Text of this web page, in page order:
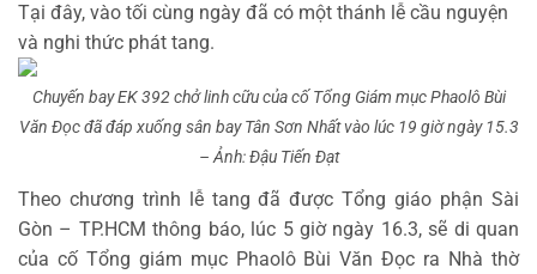
Tại đây, vào tối cùng ngày đã có một thánh lễ cầu nguyện
và nghi thức phát tang.
Chuyến bay EK 392 chở linh cữu của cố Tổng Giám mục Phaolô Bùi
Văn Đọc đã đáp xuống sân bay Tân Sơn Nhất vào lúc 19 giờ ngày 15.3
– Ảnh: Đậu Tiến Đạt
Theo chương trình lễ tang đã được Tổng giáo phận Sài
Gòn – TP.HCM thông báo, lúc 5 giờ ngày 16.3, sẽ di quan
của cố Tổng giám mục Phaolô Bùi Văn Đọc ra Nhà thờ